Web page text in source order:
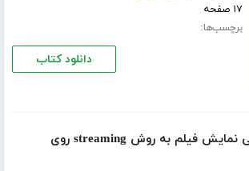
۱۷ صفحه
برچسب‌ها:
دانلود کتاب
دانلود کتاب چگونگی نمایش فیلم به روش streaming روی